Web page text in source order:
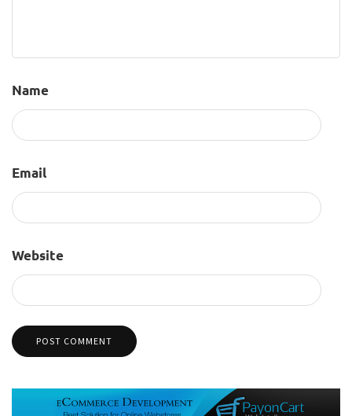
Name
Email
Website